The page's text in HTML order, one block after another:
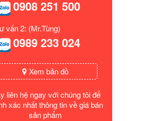
0908 251 500
vấn 2: (Mr.Tùng)
0989 233 024
Xem bản đồ
liên hệ ngay với chúng tôi để
xác nhất thông tin về giá bán
sản phẩm